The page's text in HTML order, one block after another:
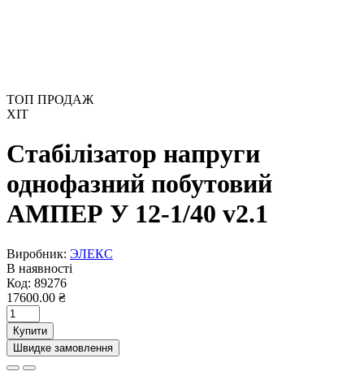
ТОП ПРОДАЖ
ХІТ
Стабілізатор напруги
однофазний побутовий
АМПЕР У 12-1/40 v2.1
Виробник: ЭЛЕКС
В наявності
Код: 89276
17600.00 ₴
Купити
Швидке замовлення